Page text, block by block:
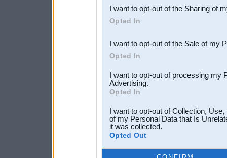
Downstream Participants
third parties.
I want to opt-out of the Sharing of
Opted In
I want to opt-out of the Sale of my
Opted In
I want to opt-out of processing my
Advertising.
Opted In
I want to opt-out of Collection,
of my Personal Data that Is
it was collected.
Opted Out